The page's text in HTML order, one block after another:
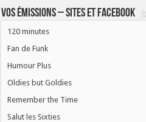
Vos émissions – Sites et Facebook
120 minutes
Fan de Funk
Humour Plus
Oldies but Goldies
Remember the Time
Salut les Sixties